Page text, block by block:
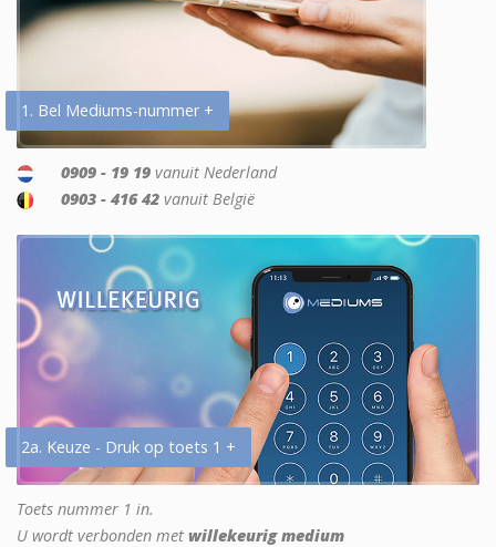
1. Bel Mediums-nummer +
0909 - 19 19 vanuit Nederland
0903 - 416 42 vanuit België
2a. Keuze - Druk op toets 1 +
Toets nummer 1 in.
U wordt verbonden met willekeurig medium